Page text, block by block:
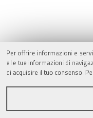
Per offrire informazioni e
e le tue informazioni di
di acquisire il tuo consenso.